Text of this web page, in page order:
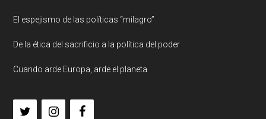
El espejismo de las políticas “milagro”
De la ética del sacrificio a la política del poder
Cuando arde Europa, arde el planeta